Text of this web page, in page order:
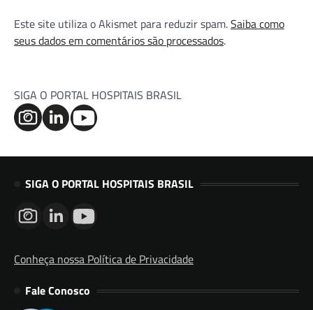
Este site utiliza o Akismet para reduzir spam.Saiba como
seus dados em comentários são processados.
SIGA O PORTAL HOSPITAIS BRASIL
SIGA O PORTAL HOSPITAIS BRASIL
Conheça nossa Política de Privacidade
Fale Conosco